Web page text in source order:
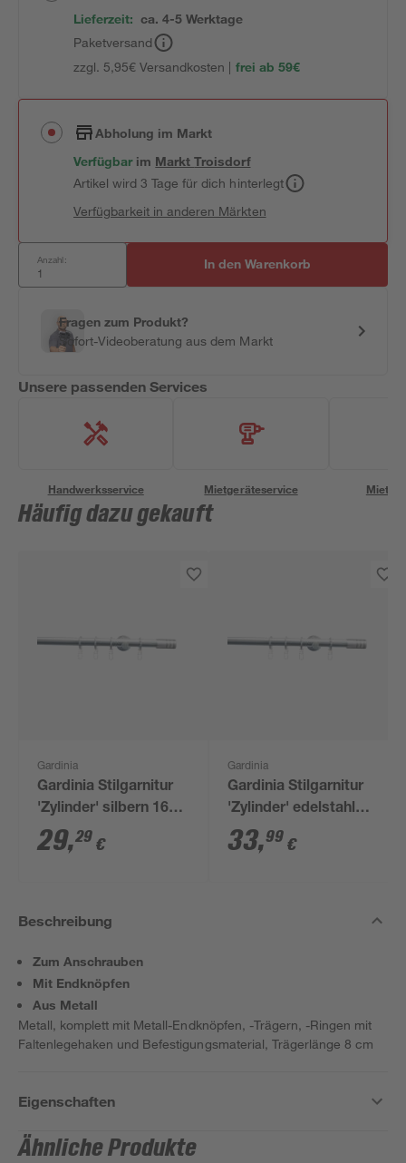
Lieferzeit: ca. 4-5 Werktage
Paketversand
zzgl. 5,95€ Versandkosten | frei ab 59€
Abholung im Markt
Verfügbar im MarktTroisdorf
Artikel wird 3 Tage für dich hinterlegt
Verfügbarkeit in anderen Märkten
Anzahl: In den Warenkorb
Fragen zum Produkt?
Sofort-Videoberatung aus dem Markt
Unsere passenden Services
Handwerksservice Mietgeräteservice
Häufig dazu gekauft
Gardinia
Gardinia Stilgarnitur
'Zylinder' silbern 160
cm
29,29 €
Gardinia
Gardinia Stilgarnitur
'Zylinder' edelstahl
200 cm
33,99 €
Beschreibung
Zum Anschrauben
Mit Endknöpfen
Aus Metall
Metall, komplett mit Metall-Endknöpfen, -Trägern, -Ringen mit
Faltenlegehaken und Befestigungsmaterial, Trägerlänge 8 cm
Eigenschaften
Ähnliche Produkte